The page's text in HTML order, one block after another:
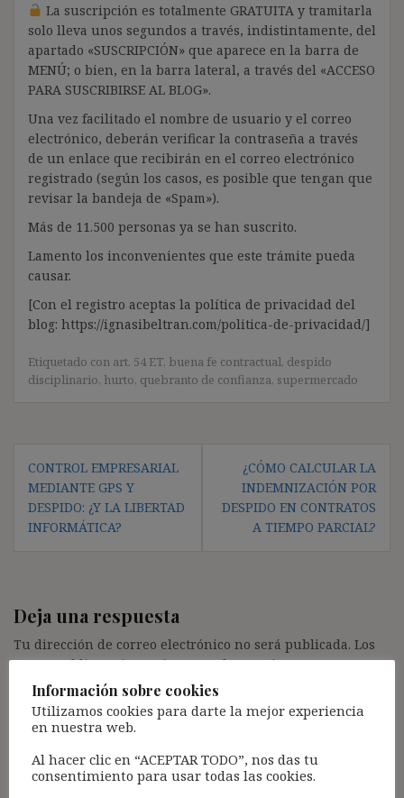
La suscripción es totalmente GRATUITA y tramitarla
solo lleva unos segundos a través, indistintamente, del
apartado «SUSCRIPCIÓN» que aparece en la barra de
MENÚ; o bien, en la barra lateral, a través del «ACCESO
PARA SUSCRIBIRSE AL BLOG».
Una vez facilitado el nombre de usuario y el correo
electrónico, deberán verificar la contraseña a través
de un enlace que recibirán en el correo electrónico
registrado (según los casos, es posible que tengan que
revisar la bandeja de «Spam»).
Más de 11.500 personas ya se han suscrito.
Lamento los inconvenientes que este trámite pueda
causar.
[Con el registro aceptas la política de privacidad del
blog: https://ignasibeltran.com/politica-de-privacidad/]
Etiquetado con art. 54 ET, buena fe contractual, despido
disciplinario, hurto, quebranto de confianza, supermercado
de
entradas
CONTROL EMPRESARIAL
MEDIANTE GPS Y
DESPIDO: ¿Y LA LIBERTAD
INFORMÁTICA?
¿CÓMO CALCULAR LA
INDEMNIZACIÓN POR
DESPIDO EN CONTRATOS
A TIEMPO PARCIAL?
Deja una respuesta
Tu dirección de correo electrónico no será publicada. Los
campos obligatorios están marcados con*
Comentario*
Información sobre cookies
Utilizamos cookies para darte la mejor experiencia
en nuestra web.
Al hacer clic en “ACEPTAR TODO”, nos das tu
consentimiento para usar todas las cookies.